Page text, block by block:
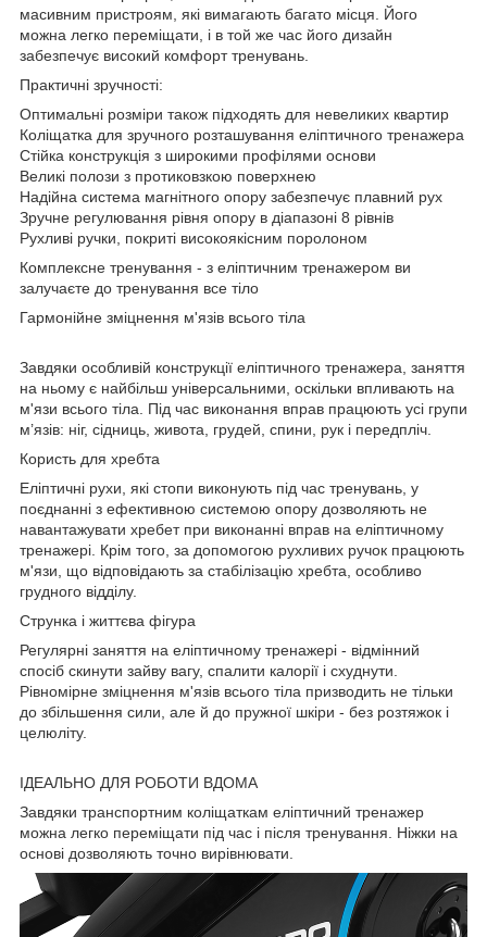
масивним пристроям, які вимагають багато місця. Його
можна легко переміщати, і в той же час його дизайн
забезпечує високий комфорт тренувань.
Практичні зручності:
Оптимальні розміри також підходять для невеликих квартир
Коліщатка для зручного розташування еліптичного тренажера
Стійка конструкція з широкими профілями основи
Великі полози з протиковзкою поверхнею
Надійна система магнітного опору забезпечує плавний рух
Зручне регулювання рівня опору в діапазоні 8 рівнів
Рухливі ручки, покриті високоякісним поролоном
Комплексне тренування - з еліптичним тренажером ви
залучаєте до тренування все тіло
Гармонійне зміцнення м'язів всього тіла
Завдяки особливій конструкції еліптичного тренажера, заняття
на ньому є найбільш універсальними, оскільки впливають на
м'язи всього тіла. Під час виконання вправ працюють усі групи
м’язів: ніг, сідниць, живота, грудей, спини, рук і передпліч.
Користь для хребта
Еліптичні рухи, які стопи виконують під час тренувань, у
поєднанні з ефективною системою опору дозволяють не
навантажувати хребет при виконанні вправ на еліптичному
тренажері. Крім того, за допомогою рухливих ручок працюють
м'язи, що відповідають за стабілізацію хребта, особливо
грудного відділу.
Струнка і життєва фігура
Регулярні заняття на еліптичному тренажері - відмінний
спосіб скинути зайву вагу, спалити калорії і схуднути.
Рівномірне зміцнення м'язів всього тіла призводить не тільки
до збільшення сили, але й до пружної шкіри - без розтяжок і
целюліту.
ІДЕАЛЬНО ДЛЯ РОБОТИ ВДОМА
Завдяки транспортним коліщаткам еліптичний тренажер
можна легко переміщати під час і після тренування. Ніжки на
основі дозволяють точно вирівнювати.